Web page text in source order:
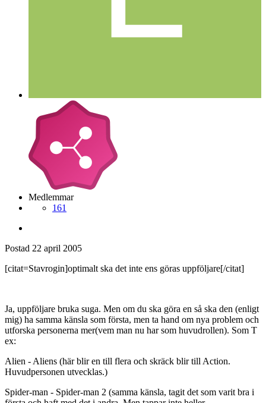
Medlemmar
161
Postad 22 april 2005
[citat=Stavrogin]optimalt ska det inte ens göras uppföljare[/citat]
Ja, uppföljare bruka suga. Men om du ska göra en så ska den (enligt
mig) ha samma känsla som första, men ta hand om nya problem och
utforska personerna mer(vem man nu har som huvudrollen). Som T
ex:
Alien - Aliens (här blir en till flera och skräck blir till Action.
Huvudpersonen utvecklas.)
Spider-man - Spider-man 2 (samma känsla, tagit det som varit bra i